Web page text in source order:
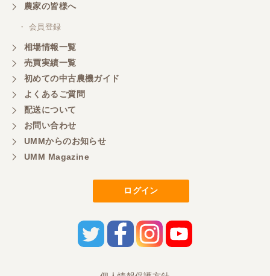
農家の皆様へ
・ 会員登録
相場情報一覧
売買実績一覧
初めての中古農機ガイド
よくあるご質問
配送について
お問い合わせ
UMMからのお知らせ
UMM Magazine
ログイン